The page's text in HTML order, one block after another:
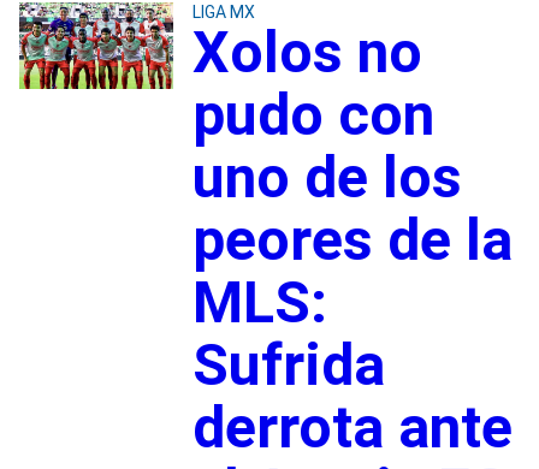
LIGA MX
Xolos no
pudo con
uno de los
peores de la
MLS:
Sufrida
derrota ante